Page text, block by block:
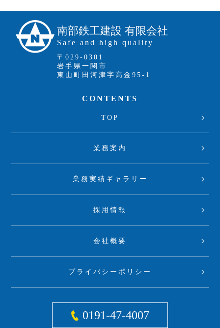
南部鉄工建設 有限会社
Safe and high quality
〒029-0301
岩手県一関市
東山町田河津字高金95-1
CONTENTS
TOP
業務案内
業務実績ギャラリー
採用情報
会社概要
プライバシーポリシー
0191-47-4007